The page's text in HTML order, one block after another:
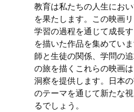
教育は私たちの人生にお
を果たします。この映画
学習の過程を通じて成長
を描いた作品を集めてい
師と生徒の関係、学問の
の旅を描くこれらの映画
洞察を提供します。日本
のテーマを通じて新たな
るでしょう。